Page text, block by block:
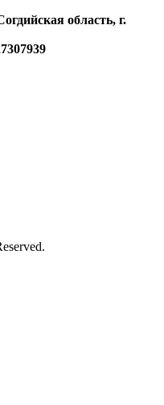
область, г.